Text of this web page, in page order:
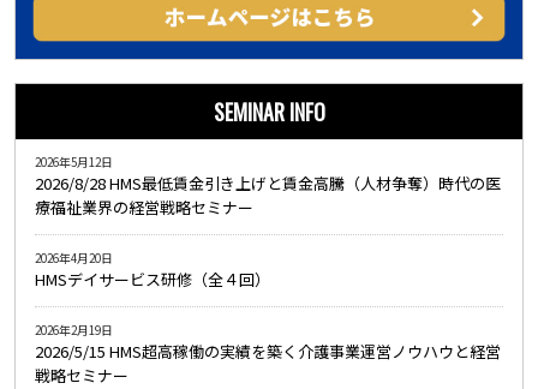
SEMINAR INFO
2026/8/28 HMS最低賃金引き上げと賃金高騰（人材争奪）時代の医
療福祉業界の経営戦略セミナー
2026年5月12日
HMSデイサービス研修（全４回）
2026年4月20日
2026/5/15 HMS超高稼働の実績を築く介護事業運営ノウハウと経営
戦略セミナー
2026年2月19日